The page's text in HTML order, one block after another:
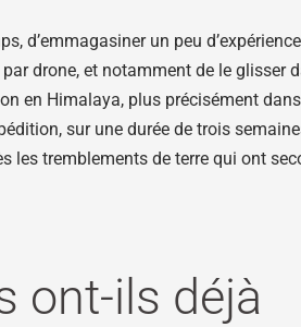
d’emmagasiner un peu
drone, et notamment de le glisser
en Himalaya, plus précisément
sur une durée de trois
les tremblements de terre qui ont
ont-ils déjà